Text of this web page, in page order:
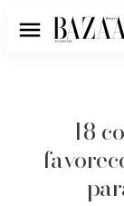
Menú
18